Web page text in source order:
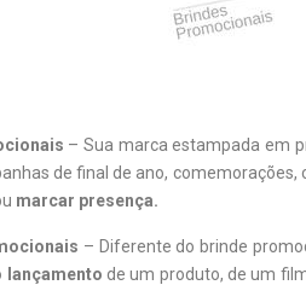
– Sua marca estampada em
de final de ano,
marcar presença.
– Diferente do brinde
lançamento de um produto, de um